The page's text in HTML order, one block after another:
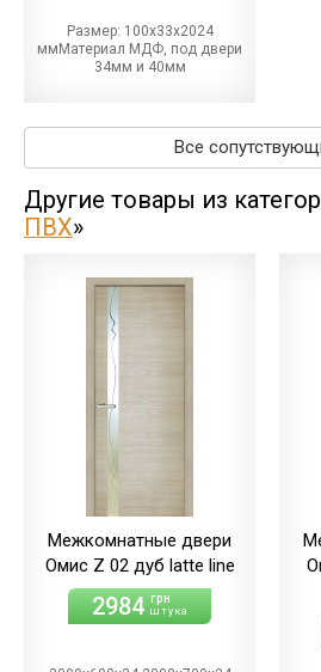
Размер: 100х33х2024
ммМатериал МДФ, под двери
34мм и 40мм
Все
Другие товары из
ПВХ»
Межкомнатные двери
Омис Z 02 дуб latte line
2984 грн
штука